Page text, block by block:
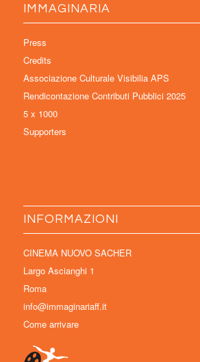
IMMAGINARIA
Press
Credits
Associazione Culturale Visibilia APS
Rendicontazione Contributi Pubblici 2025
5 x 1000
Supporters
INFORMAZIONI
CINEMA NUOVO SACHER
Largo Ascianghi 1
Roma
info@immaginariaff.it
Come arrivare